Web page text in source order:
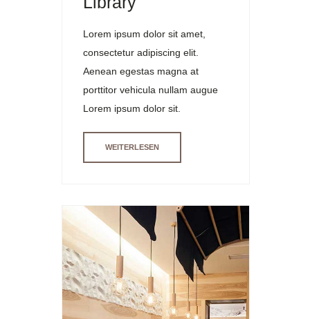
Lorem ipsum dolor sit amet,
consectetur adipiscing elit.
Aenean egestas magna at
porttitor vehicula nullam augue
Lorem ipsum dolor sit.
WEITERLESEN